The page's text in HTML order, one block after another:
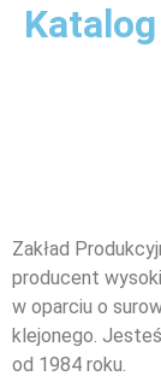
Zakład
producent
w oparciu o
klejonego.
od 1984 roku.